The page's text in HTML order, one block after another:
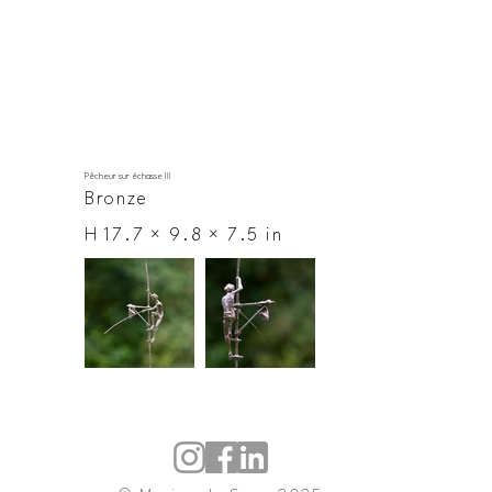
Pêcheur sur échasse III
Bronze
H 17.7 × 9.8 × 7.5 in